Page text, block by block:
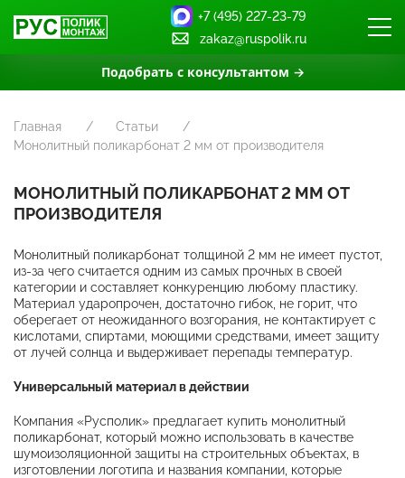
Подобрать с консультантом →
+7 (495) 227-23-79
zakaz@ruspolik.ru
Главная
Статьи
Монолитный поликарбонат 2 мм от производителя
МОНОЛИТНЫЙ ПОЛИКАРБОНАТ 2 ММ ОТ
ПРОИЗВОДИТЕЛЯ
Монолитный поликарбонат толщиной 2 мм не имеет пустот,
из-за чего считается одним из самых прочных в своей
категории и составляет конкуренцию любому пластику.
Материал ударопрочен, достаточно гибок, не горит, что
оберегает от неожиданного возгорания, не контактирует с
кислотами, спиртами, моющими средствами, имеет защиту
от лучей солнца и выдерживает перепады температур.
Универсальный материал в действии
Компания «Русполик» предлагает купить монолитный
поликарбонат, который можно использовать в качестве
шумоизоляционной защиты на строительных объектах, в
изготовлении логотипа и названия компании, которые